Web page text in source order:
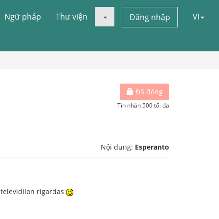
Ngữ pháp Thư viện Đăng nhập VI
Đã đóng
Tin nhắn 500 tối đa
Nội dung: Esperanto
rigardas